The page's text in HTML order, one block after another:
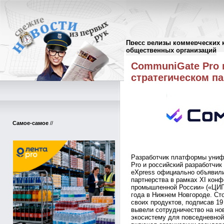
Пресс релизы коммерческих
общественных организаций
Самое-самое //
Пресс-релизы//
CommuniGate
стратегическом
Разработчик платформы
Pro и российский
eXpress официально
партнерства в рамках XI
промышленной России»
года в Нижнем Новгороде.
своих продуктов, подписав
вывели сотрудничество на
экосистему для